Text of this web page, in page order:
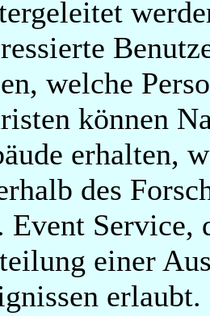
welche
können
erhalten,
des
Event Service,
einer